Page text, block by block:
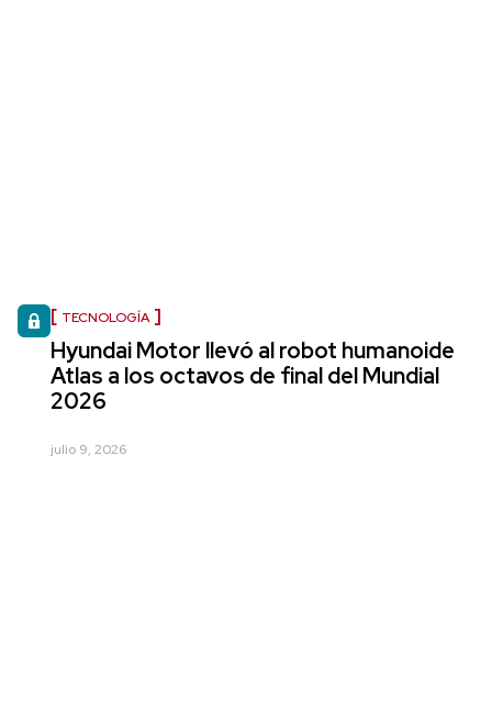
TECNOLOGÍA
Hyundai Motor llevó al robot humanoide
Atlas a los octavos de final del Mundial
2026
julio 9, 2026